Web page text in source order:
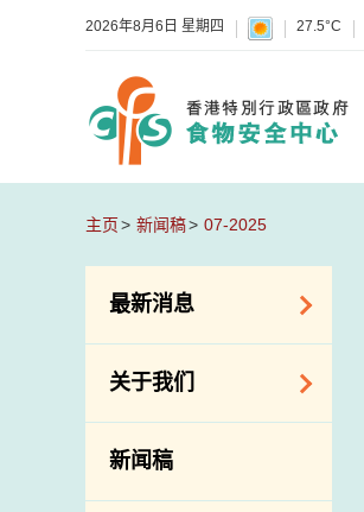
2026年8月6日 星期四 27.5°C
主页 新闻稿 07-2025
最新消息
食物警报 / 致敏物
警报
活动
关于我们
组织结构
新闻稿